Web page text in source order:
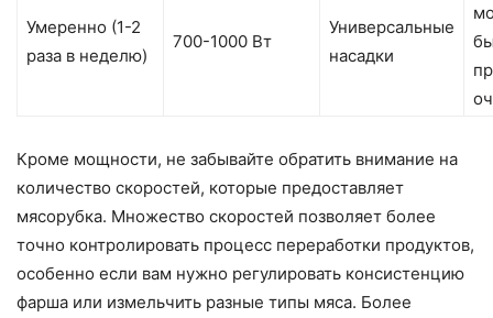
Умеренно (1-2
раза в неделю)
700-1000 Вт
Универсальные
насадки
Кроме мощности, не забывайте обратить внимание на
количество скоростей, которые предоставляет
мясорубка. Множество скоростей позволяет более
точно контролировать процесс переработки продуктов,
особенно если вам нужно регулировать консистенцию
фарша или измельчить разные типы мяса. Более